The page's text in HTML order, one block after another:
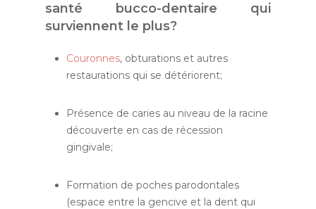
santé bucco-dentaire qui
surviennent le plus?
Couronnes, obturations et autres
restaurations qui se détériorent;
Présence de caries au niveau de la racine
découverte en cas de récession
gingivale;
Formation de poches parodontales
(espace entre la gencive et la dent qui